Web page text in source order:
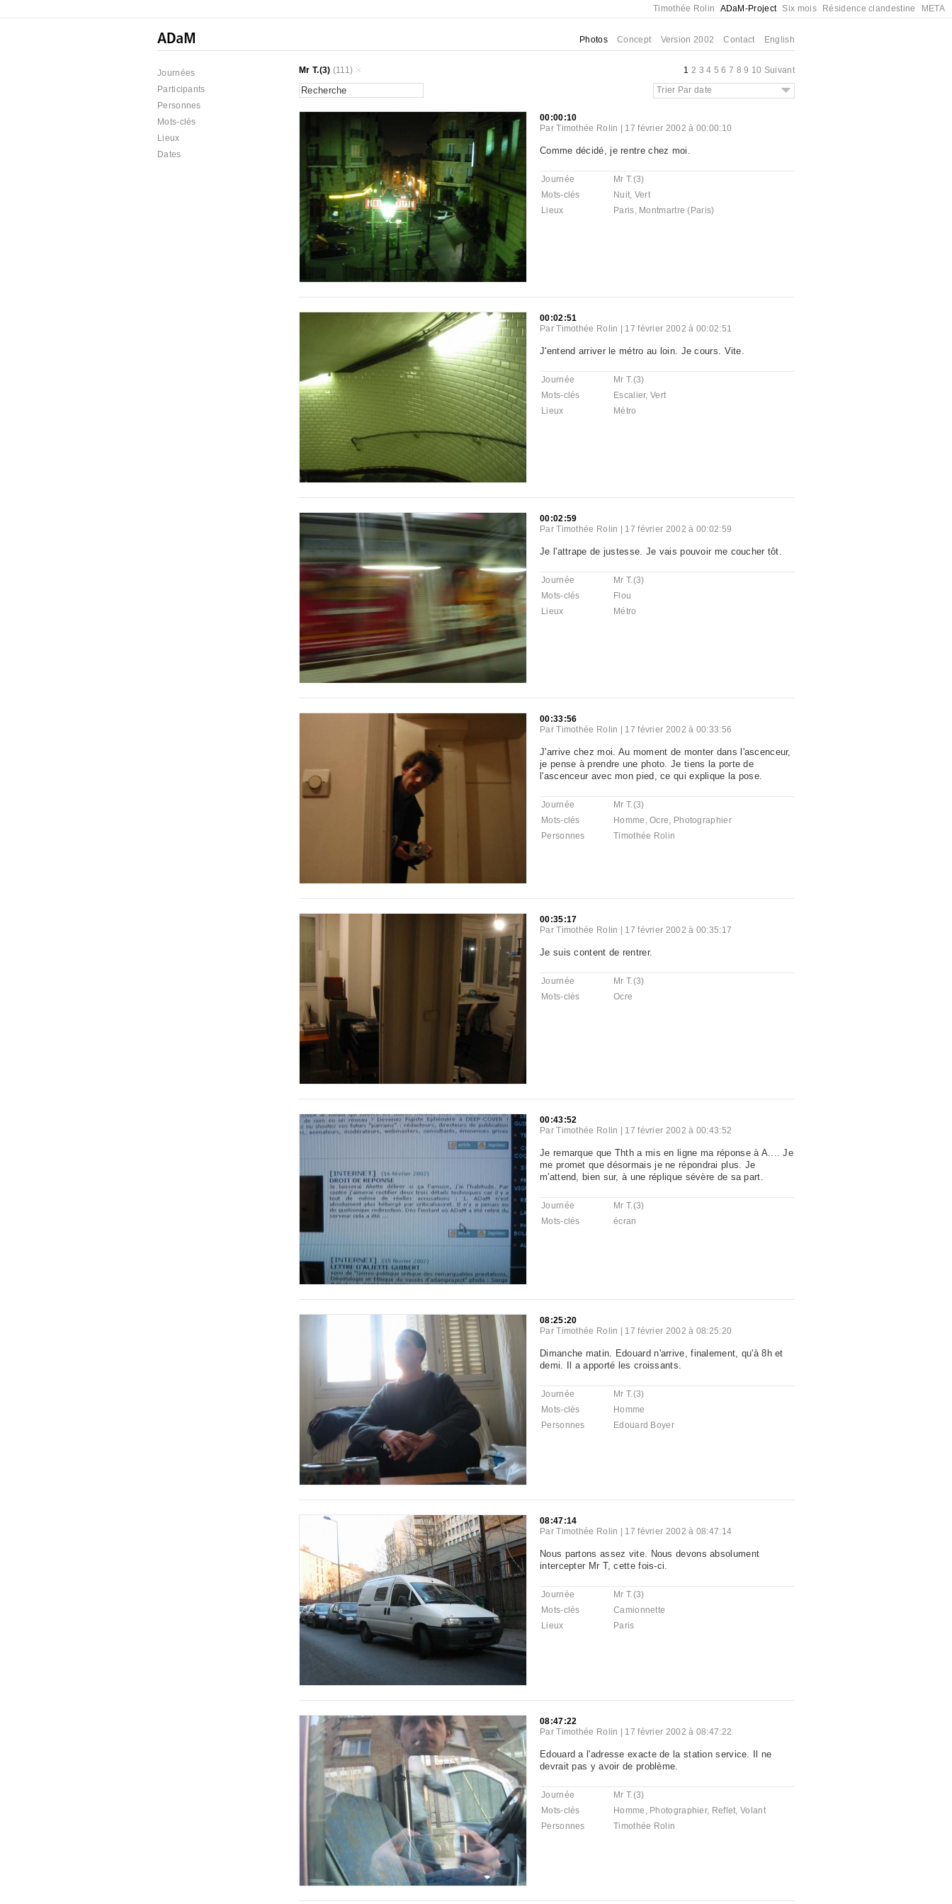
Timothée Rolin ADaM-Project Six mois Résidence clandestine META
Photos Concept Version 2002 Contact English
Journées
Participants
Personnes
Mots-clés
Lieux
Dates
Mr T.(3) (111) 1 2 3 4 5 6 7 8 9 10 Suivant
Trier Par date
00:00:10
ParTimothée Rolin 17 février 2002 à 00:00:10
Comme décidé, je rentre chez moi.
Journée
Mr T.(3)
Mots-clés
Nuit, Vert
Lieux
Paris, Montmartre (Paris)
00:02:51
ParTimothée Rolin 17 février 2002 à 00:02:51
J'entend arriver le métro au loin. Je cours. Vite.
Journée
Mr T.(3)
Mots-clés
Escalier,Vert
Lieux
Métro
00:02:59
ParTimothée Rolin 17 février 2002 à 00:02:59
Je l'attrape de justesse. Je vais pouvoir me coucher tôt.
Journée
Mr T.(3)
Mots-clés
Flou
Lieux
Métro
00:33:56
ParTimothée Rolin 17 février 2002 à 00:33:56
J'arrive chez moi. Au moment de monter dans l'ascenceur,
je pense à prendre une photo. Je tiens la porte de
l'ascenceur avec mon pied, ce qui explique la pose.
Journée
Mr T.(3)
Mots-clés
Homme ,Ocre, Photographier
Personnes
Timothée Rolin
00:35:17
ParTimothée Rolin 17 février 2002 à 00:35:17
Je suis content de rentrer.
Journée
Mr T.(3)
Mots-clés
Ocre
00:43:52
ParTimothée Rolin 17 février 2002 à 00:43:52
Je remarque que Thth a mis en ligne ma réponse à A.... Je
me promet que désormais je ne répondrai plus. Je
m'attend, bien sur, à une réplique sévère de sa part.
Journée
Mr T.(3)
Mots-clés
écran
08:25:20
ParTimothée Rolin 17 février 2002 à 08:25:20
Dimanche matin. Edouard n'arrive, finalement, qu'à 8h et
demi. Il a apporté les croissants.
Journée
Mr T.(3)
Mots-clés
Homme
Personnes
Edouard Boyer
08:47:14
ParTimothée Rolin 17 février 2002 à 08:47:14
Nous partons assez vite. Nous devons absolument
intercepter Mr T, cette fois-ci.
Journée
Mr T.(3)
Mots-clés
Camionnette
Lieux
Paris
08:47:22
ParTimothée Rolin 17 février 2002 à 08:47:22
Edouard a l'adresse exacte de la station service. Il ne
devrait pas y avoir de problème.
Journée
Mr T.(3)
Mots-clés
Homme , Photographier, Reflet,Volant
Personnes
Timothée Rolin